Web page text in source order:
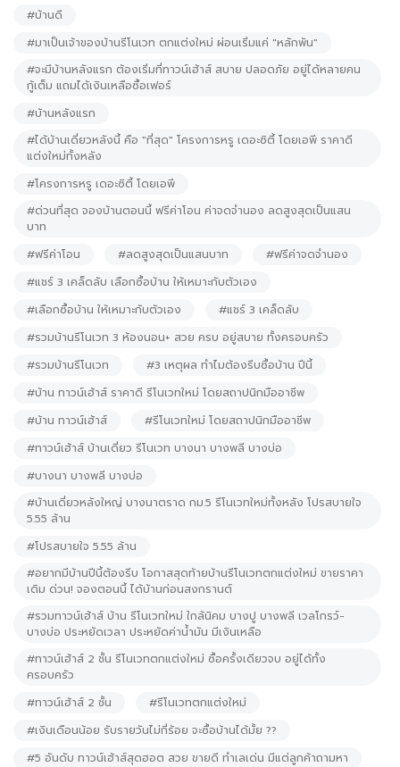
#บ้านดี
#มาเป็นเจ้าของบ้านรีโนเวท ตกแต่งใหม่ ผ่อนเริ่มแค่ "หลักพัน"
#จะมีบ้านหลังแรก ต้องเริ่มที่ทาวน์เฮ้าส์ สบาย ปลอดภัย อยู่ได้หลายคน
กู้เต็ม แถมได้เงินเหลือซื้อเฟอร์
#บ้านหลังแรก
#ได้บ้านเดี่ยวหลังนี้ คือ "ที่สุด" โครงการหรู เดอะซิตี้ โดยเอพี ราคาดี
แต่งใหม่ทั้งหลัง
#โครงการหรู เดอะซิตี้ โดยเอพี
#ด่วนที่สุด จองบ้านตอนนี้ ฟรีค่าโอน ค่าจดจำนอง ลดสูงสุดเป็นแสน
บาท
#ฟรีค่าโอน
#ลดสูงสุดเป็นแสนบาท
#ฟรีค่าจดจำนอง
#แชร์ 3 เคล็ดลับ เลือกซื้อบ้าน ให้เหมาะกับตัวเอง
#เลือกซื้อบ้าน ให้เหมาะกับตัวเอง
#แชร์ 3 เคล็ดลับ
#รวมบ้านรีโนเวท 3 ห้องนอน+ สวย ครบ อยู่สบาย ทั้งครอบครัว
#รวมบ้านรีโนเวท
#3 เหตุผล ทำไมต้องรีบซื้อบ้าน ปีนี้
#บ้าน ทาวน์เฮ้าส์ ราคาดี รีโนเวทใหม่ โดยสถาปนิกมืออาชีพ
#บ้าน ทาวน์เฮ้าส์
#รีโนเวทใหม่ โดยสถาปนิกมืออาชีพ
#ทาวน์เฮ้าส์ บ้านเดี่ยว รีโนเวท บางนา บางพลี บางบ่อ
#บางนา บางพลี บางบ่อ
#บ้านเดี่ยวหลังใหญ่ บางนาตราด กม.5 รีโนเวทใหม่ทั้งหลัง โปรสบายใจ
5.55 ล้าน
#โปรสบายใจ 5.55 ล้าน
#อยากมีบ้านปีนี้ต้องรีบ โอกาสสุดท้ายบ้านรีโนเวทตกแต่งใหม่ ขายราคา
เดิม ด่วน! จองตอนนี้ ได้บ้านก่อนสงกรานต์
#รวมทาวน์เฮ้าส์ บ้าน รีโนเวทใหม่ ใกล้นิคม บางปู บางพลี เวลโกรว์-
บางบ่อ ประหยัดเวลา ประหยัดค่าน้ำมัน มีเงินเหลือ
#ทาวน์เฮ้าส์ 2 ชั้น รีโนเวทตกแต่งใหม่ ซื้อครั้งเดียวจบ อยู่ได้ทั้ง
ครอบครัว
#ทาวน์เฮ้าส์ 2 ชั้น
#รีโนเวทตกแต่งใหม่
#เงินเดือนน้อย รับรายวันไม่กี่ร้อย จะซื้อบ้านได้มั้ย ??
#5 อันดับ ทาวน์เฮ้าส์สุดฮอต สวย ขายดี ทำเลเด่น มีแต่ลูกค้าถามหา